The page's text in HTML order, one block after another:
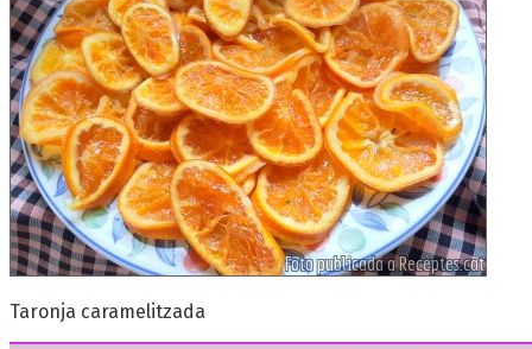
Taronja caramelitzada